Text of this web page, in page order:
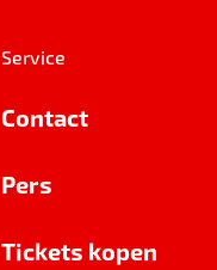
Service
Contact
Pers
Tickets kopen